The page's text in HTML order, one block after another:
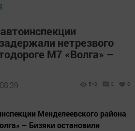
нетрезвого
М7 «Волга» –
548 0 0
Менделеевского района
– Бизяки остановили